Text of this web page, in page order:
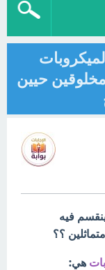
حيين
فيه
؟؟
هي: